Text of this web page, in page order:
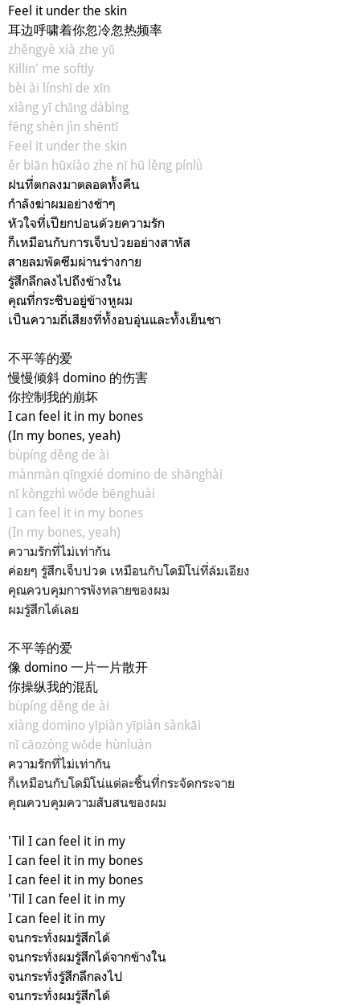
Feel it under the skin
耳边呼啸着你忽冷忽热频率
zhěngyè xià zhe yǔ
Killin' me softly
bèi ài línshī de xīn
xiàng yī chǎng dàbìng
fēng shèn jìn shēntǐ
Feel it under the skin
ěr biān hūxiào zhe nǐ hū lěng pínlǜ
ฝนที่ตกลงมาตลอดทั้งคืน
กำลังฆ่าผมอย่างช้าๆ
หัวใจที่เปียกปอนด้วยความรัก
ก็เหมือนกับการเจ็บป่วยอย่างสาหัส
สายลมพัดซึมผ่านร่างกาย
รู้สึกลึกลงไปถึงข้างใน
คุณที่กระซิบอยู่ข้างหูผม
เป็นความถี่เสียงที่ทั้งอบอุ่นและทั้งเย็นชา
不平等的爱
慢慢倾斜 domino 的伤害
你控制我的崩坏
I can feel it in my bones
(In my bones, yeah)
bùpíng děng de ài
mànmàn qīngxié domino de shānghài
nǐ kòngzhì wǒde bēnghuài
I can feel it in my bones
(In my bones, yeah)
ความรักที่ไม่เท่ากัน
ค่อยๆ รู้สึกเจ็บปวด เหมือนกับโดมิโน่ที่ล้มเอียง
คุณควบคุมการพังทลายของผม
ผมรู้สึกได้เลย
不平等的爱
像 domino 一片一片散开
你操纵我的混乱
bùpíng děng de ài
xiàng domino yīpiàn yīpiàn sànkāi
nǐ cāozòng wǒde hùnluàn
ความรักที่ไม่เท่ากัน
ก็เหมือนกับโดมิโน่แต่ละชิ้นที่กระจัดกระจาย
คุณควบคุมความสับสนของผม
'Til I can feel it in my
I can feel it in my bones
I can feel it in my bones
'Til I can feel it in my
I can feel it in my
จนกระทั่งผมรู้สึกได้
จนกระทั่งผมรู้สึกได้จากข้างใน
จนกระทั่งรู้สึกลึกลงไป
จนกระทั่งผมรู้สึกได้